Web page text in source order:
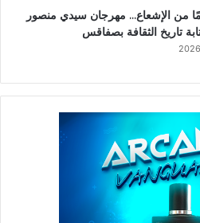
من الإشعاع… مهرجان سيدي منصور
تاريخ الثقافة بصفاقس